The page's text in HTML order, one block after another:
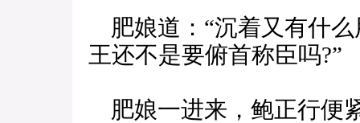
肥娘道：“沉着又有什么
王还不是要俯首称臣吗?”
肥娘一进来，鲍正行便